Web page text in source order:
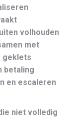
volhouden
met
geklets
betaling
en escaleren
niet volledig